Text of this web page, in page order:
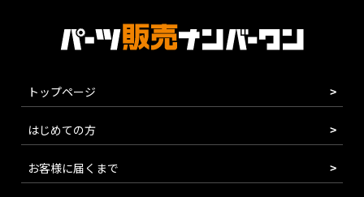
トップページ
はじめての方
お客様に届くまで